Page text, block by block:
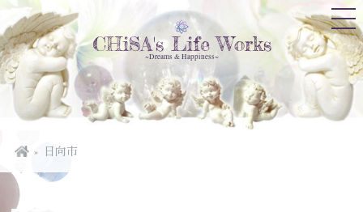
CHiSA's Life Works
~Dreams & Happiness~
日向市